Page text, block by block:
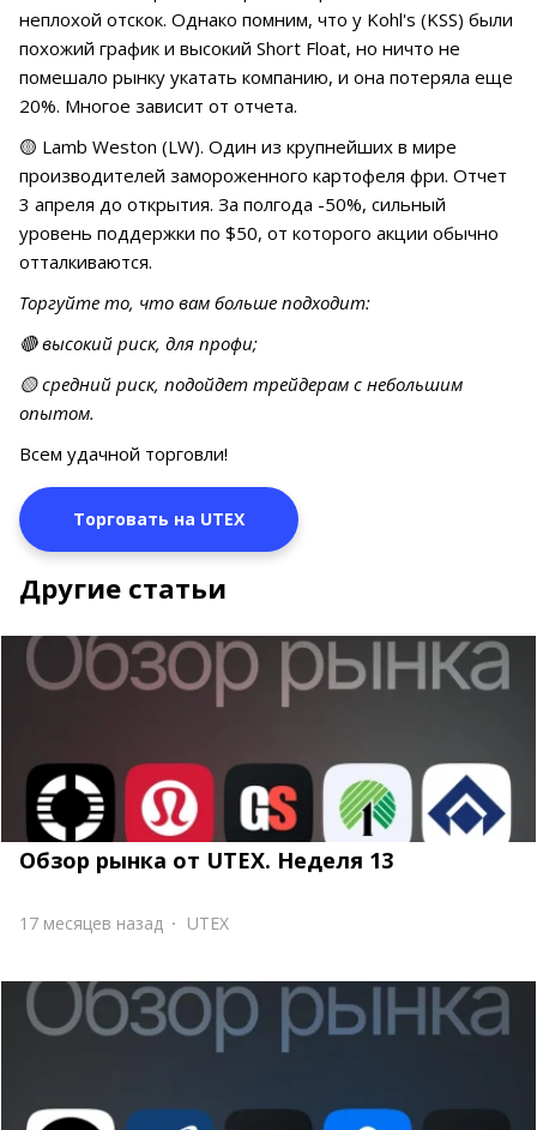
неплохой отскок. Однако помним, что у Kohl's (KSS) были
похожий график и высокий Short Float, но ничто не
помешало рынку укатать компанию, и она потеряла еще
20%. Многое зависит от отчета.
🟡 Lamb Weston (LW). Один из крупнейших в мире
производителей замороженного картофеля фри. Отчет
3 апреля до открытия. За полгода -50%, сильный
уровень поддержки по $50, от которого акции обычно
отталкиваются.
Торгуйте то, что вам больше подходит:
🔴 высокий риск, для профи;
🟡 средний риск, подойдет трейдерам с небольшим
опытом.
Всем удачной торговли!
Торговать на UTEX
Другие статьи
Обзор рынка от UTEX. Неделя 13
17 месяцев назад UTEX